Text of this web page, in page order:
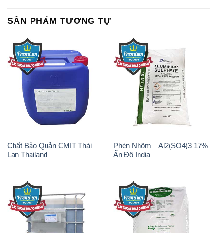
SẢN PHẨM TƯƠNG TỰ
Chất Bảo Quản CMIT Thái
Lan Thailand
Phèn Nhôm – Al2(SO4)3 17%
Ấn Độ India